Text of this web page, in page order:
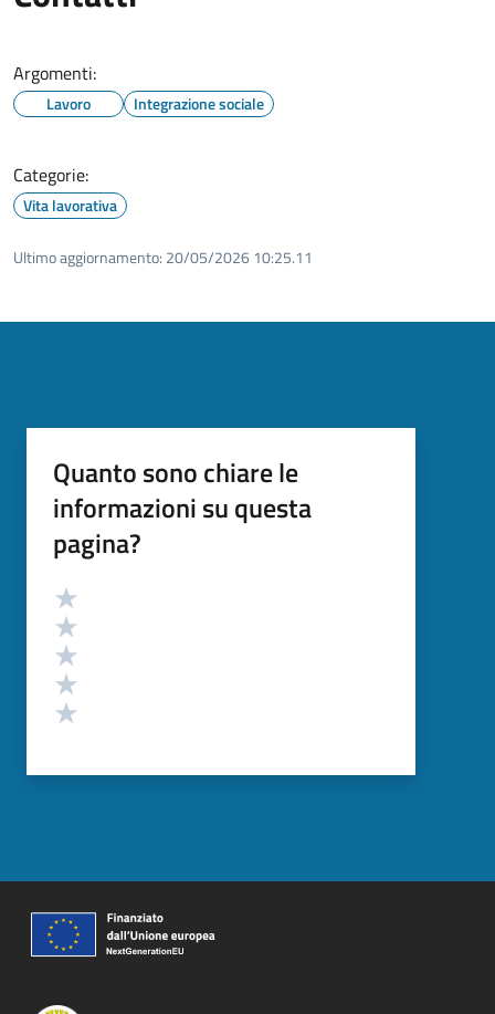
Argomenti:
Lavoro Integrazione sociale
Categorie:
Vita lavorativa
Ultimo aggiornamento: 20/05/2026 10:25.11
Quanto sono chiare le
informazioni su questa
pagina?
Valutazione